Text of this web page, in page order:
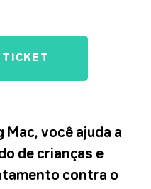
TICKET
Mac, você ajuda a
de crianças e
contra o